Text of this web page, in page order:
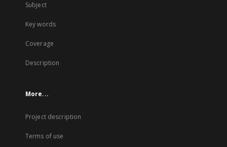
Subject
Key words
Coverage
Description
More...
Project description
Terms of use